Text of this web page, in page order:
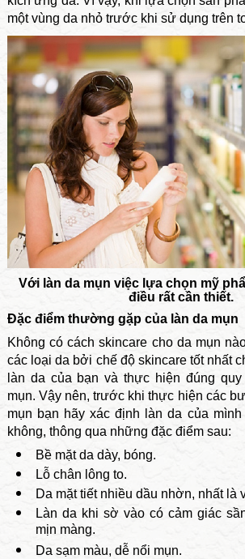
một vùng da nhỏ trước khi sử dụng trên
Với làn da mụn việc lựa chọn mỹ
điều rất cần thiết.
Đặc điểm thường gặp của làn da mụn
Không có cách skincare cho da mụn
các loại da bởi chế độ skincare tốt nhất
làn da của bạn và thực hiện đúng
mụn. Vậy nên, trước khi thực hiện các
mụn bạn hãy xác định làn da của
không, thông qua những đặc điểm sau:
Bề mặt da dày, bóng.
Lỗ chân lông to.
Da mặt tiết nhiều dầu nhờn, nhất là
Làn da khi sờ vào có cảm giác
mịn màng.
Da sạm màu, dễ nổi mụn.